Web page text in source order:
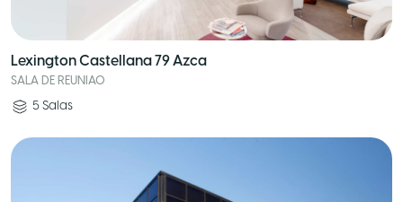
Lexington Castellana 79 Azca
SALA DE REUNIAO
5 Salas